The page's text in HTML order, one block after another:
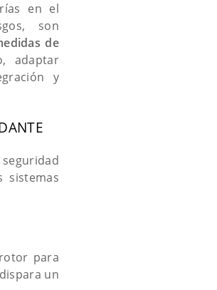
en el
son
de
adaptar
y
sistemas
para
un